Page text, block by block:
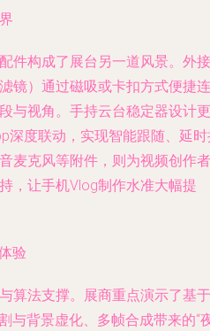
件构成了展台另一道风景。外接
镜）通过磁吸或卡扣方式便捷连
与视角。手持云台稳定器设计更
深度联动，实现智能跟随、延
麦克风等附件，则为视频创作者
，让手机Vlog制作水准大幅提
验
算法支撑。展商重点演示了基于
与背景虚化、多帧合成带来的“